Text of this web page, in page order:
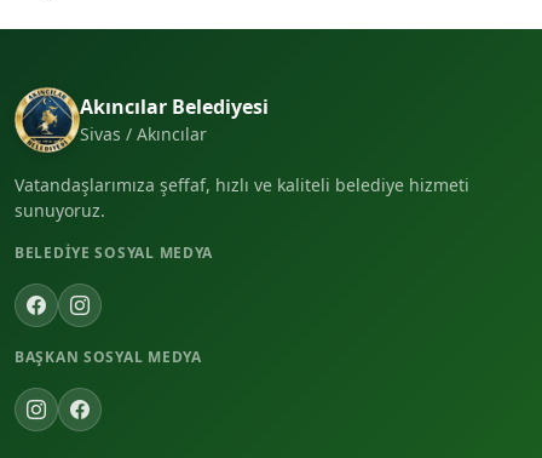
Akıncılar Belediyesi
Sivas / Akıncılar
Vatandaşlarımıza şeffaf, hızlı ve kaliteli belediye hizmeti
sunuyoruz.
BELEDIYE SOSYAL MEDYA
BAŞKAN SOSYAL MEDYA